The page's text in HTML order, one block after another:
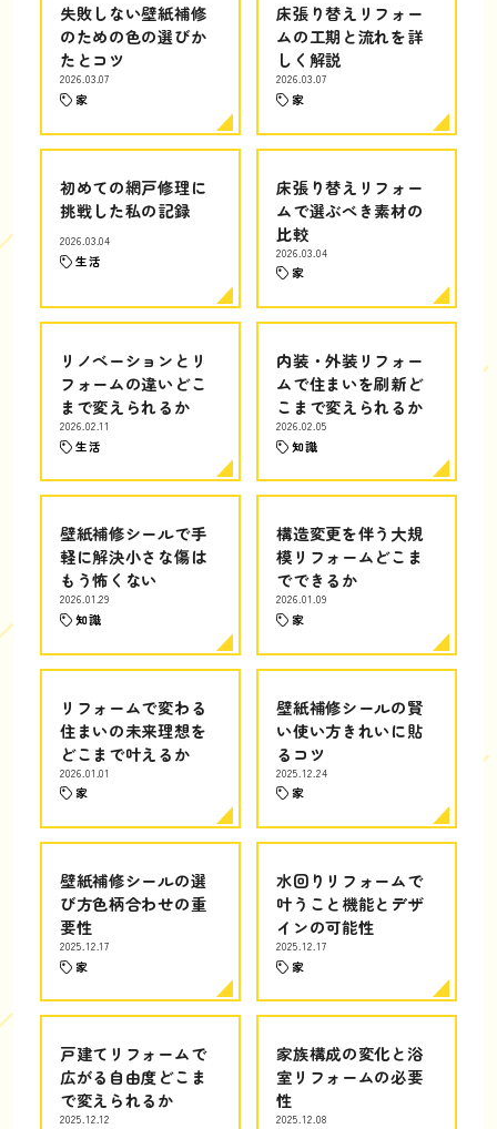
失敗しない壁紙補修
のための色の選びか
たとコツ
2026.03.07
家
床張り替えリフォー
ムの工期と流れを詳
しく解説
2026.03.07
家
初めての網戸修理に
挑戦した私の記録
2026.03.04
生活
床張り替えリフォー
ムで選ぶべき素材の
比較
2026.03.04
家
リノベーションとリ
フォームの違いどこ
まで変えられるか
2026.02.11
生活
内装・外装リフォー
ムで住まいを刷新ど
こまで変えられるか
2026.02.05
知識
壁紙補修シールで手
軽に解決小さな傷は
もう怖くない
2026.01.29
知識
構造変更を伴う大規
模リフォームどこま
でできるか
2026.01.09
家
リフォームで変わる
住まいの未来理想を
どこまで叶えるか
2026.01.01
家
壁紙補修シールの賢
い使い方きれいに貼
るコツ
2025.12.24
家
壁紙補修シールの選
び方色柄合わせの重
要性
2025.12.17
家
水回りリフォームで
叶うこと機能とデザ
インの可能性
2025.12.17
家
戸建てリフォームで
広がる自由度どこま
で変えられるか
2025.12.12
家族構成の変化と浴
室リフォームの必要
性
2025.12.08